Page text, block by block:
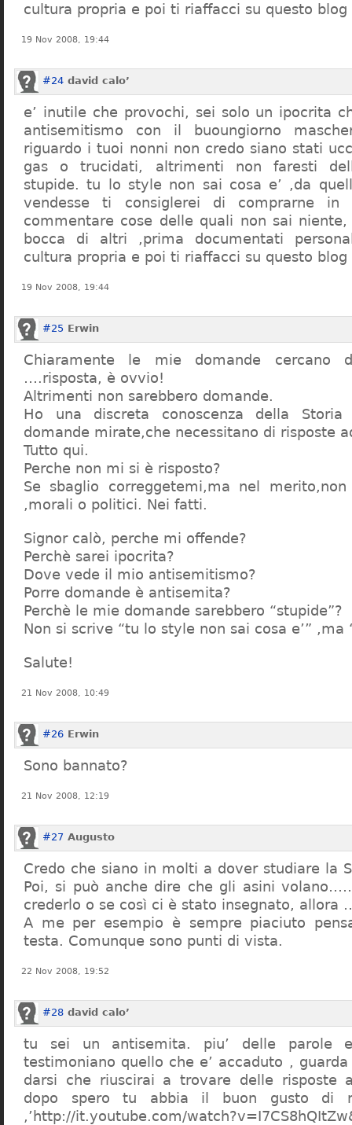
cultura propria e poi ti riaffacci su questo blog
19 Nov 2008, 19:44
#24 david calo’
e’ inutile che provochi, sei solo un ipocrita
antisemitismo con il buoungiorno
riguardo i tuoi nonni non credo siano stati
gas o trucidati, altrimenti non faresti
stupide. tu lo style non sai cosa e’ ,da
vendesse ti consiglerei di comprarne in
commentare cose delle quali non sai
bocca di altri ,prima documentati
cultura propria e poi ti riaffacci su questo blog
19 Nov 2008, 19:44
#25 Erwin
Chiaramente le mie domande cercano
….risposta, è ovvio!
Altrimenti non sarebbero domande.
Ho una discreta conoscenza della
domande mirate,che necessitano di risposte
Tutto qui.
Perche non mi si è risposto?
Se sbaglio correggetemi,ma nel
,morali o politici. Nei fatti.
Signor calò, perche mi offende?
Perchè sarei ipocrita?
Dove vede il mio antisemitismo?
Porre domande è antisemita?
Perchè le mie domande sarebbero “stupide”?
Non si scrive “tu lo style non sai cosa e’” ,ma
Salute!
21 Nov 2008, 10:49
#26 Erwin
Sono bannato?
21 Nov 2008, 12:19
#27 Augusto
Credo che siano in molti a dover studiare la
Poi, si può anche dire che gli asini
crederlo o se così ci è stato insegnato,
A me per esempio è sempre piaciuto
testa. Comunque sono punti di vista.
22 Nov 2008, 19:52
#28 david calo’
tu sei un antisemita. piu’ delle parole
testimoniano quello che e’ accaduto , guarda
darsi che riuscirai a trovare delle risposte
dopo spero tu abbia il buon gusto di
,’http://it.youtube.com/